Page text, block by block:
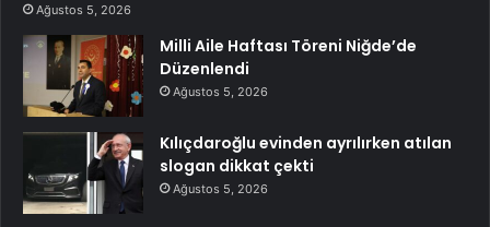
Ağustos 5, 2026
Milli Aile Haftası Töreni Niğde’de
Düzenlendi
Ağustos 5, 2026
Kılıçdaroğlu evinden ayrılırken atılan
slogan dikkat çekti
Ağustos 5, 2026